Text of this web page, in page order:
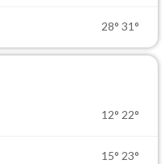
28° 31°
12° 22°
15° 23°